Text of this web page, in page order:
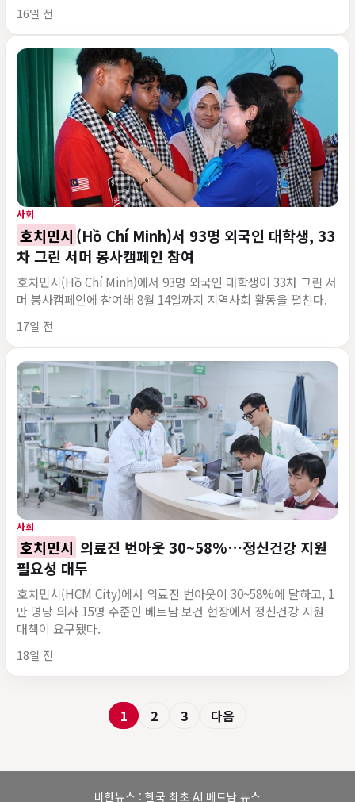
게시 시각
16일 전
사회
호치민시 (Hồ Chí Minh)서 93명 외국인 대학생, 33
차 그린 서머 봉사캠페인 참여
호치민시(Hồ Chí Minh)에서 93명 외국인 대학생이 33차 그린 서
머 봉사캠페인에 참여해 8월 14일까지 지역사회 활동을 펼친다.
게시 시각
17일 전
사회
호치민시 의료진 번아웃 30~58%…정신건강 지원
필요성 대두
호치민시(HCM City)에서 의료진 번아웃이 30~58%에 달하고, 1
만 명당 의사 15명 수준인 베트남 보건 현장에서 정신건강 지원
대책이 요구됐다.
게시 시각
18일 전
1 2 3 다음
비한뉴스 : 한국 최초 AI 베트남 뉴스